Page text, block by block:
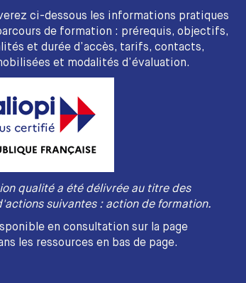
ci-dessous les informations pratiques
de formation : prérequis, objectifs,
et durée d’accès, tarifs, contacts,
et modalités d’évaluation.
qualité a été délivrée au titre des
suivantes : action de formation.
en consultation sur la page
les ressources en bas de page.